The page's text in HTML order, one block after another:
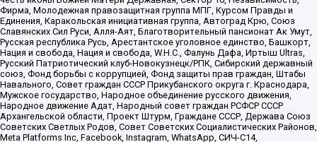
Фирма, Молодежная правозащитная группа МПГ, Курсом Правды и
Единения, Каракольская инициативная группа, Автоград Крю, Союз
Славянских Сил Руси, Алля-Аят, Благотворительный пансионат Ак Умут,
Русская республика Русь, Арестантское уголовное единство, Башкорт,
Нация и свобода, Нация и свобода, W.H.С., Фалунь Дафа, Иртыш Ultras,
Русский Патриотический клуб-Новокузнецк/РПК, Сибирский державный
союз, Фонд борьбы с коррупцией, Фонд защиты прав граждан, Штабы
Навального, Совет граждан СССР Прикубанского округа г. Краснодара,
Мужское государство, Народное объединение русского движения,
Народное движение Адат, Народный совет граждан РСФСР СССР
Архангельской области, Проект Штурм, Граждане СССР, Держава Союз
Советских Светлых Родов, Совет Советских Социалистических Районов,
Meta Platforms Inc, Facebook, Instagram, WhatsApp, СИЧ-С14,